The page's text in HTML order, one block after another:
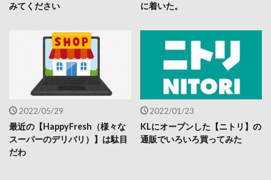
みてください
に着いた。
2022/05/29
最近の【HappyFresh（様々な
スーパーのデリバリ）】は駄目
だわ
2022/01/23
KLにオープンした【ニトリ】の
通販でいろいろ買ってみた